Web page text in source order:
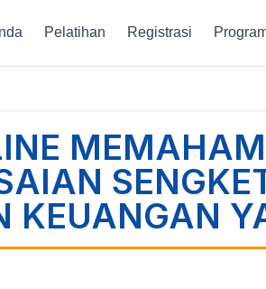
Pelatihan Registrasi
KEUANGAN